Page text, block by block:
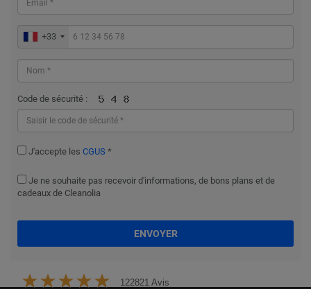
+33
Code de sécurité :
J'accepte les CGUS *
Je ne souhaite pas recevoir d'informations, de bons plans et de
cadeaux de Cleanolia
ENVOYER
122821 Avis